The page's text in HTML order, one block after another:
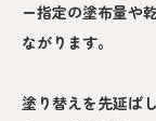
ー指定の塗布量や
ながります。
塗り替えを先延ば